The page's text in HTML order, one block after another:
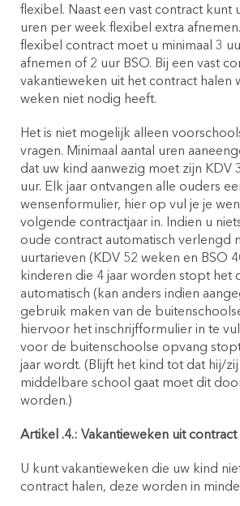
flexibel. Naast een vast contract kunt
uren per week flexibel extra
flexibel contract moet u minimaal 3
afnemen of 2 uur BSO. Bij een vast
vakantieweken uit het contract halen
weken niet nodig heeft.
Het is niet mogelijk alleen
vragen. Minimaal aantal uren
dat uw kind aanwezig moet zijn KDV
uur. Elk jaar ontvangen alle ouders
wensenformulier, hier op vul je je
volgende contractjaar in. Indien u
oude contract automatisch verlengd
uurtarieven (KDV 52 weken en BSO
kinderen die 4 jaar worden stopt het
automatisch (kan anders indien
gebruik maken van de
hiervoor het inschrijfformulier in te
voor de buitenschoolse opvang
jaar wordt. (Blijft het kind tot dat hij/zij
middelbare school gaat moet dit
worden.)
Artikel .4.: Vakantieweken uit contract
U kunt vakantieweken die uw kind
contract halen, deze worden in
Inschrijven
(0-4 jaar)
(2-4 jaar)
Offerte buitenschoolse
Wil je de netto eigen
kinderopvangkosten
berekenen? Klik dan